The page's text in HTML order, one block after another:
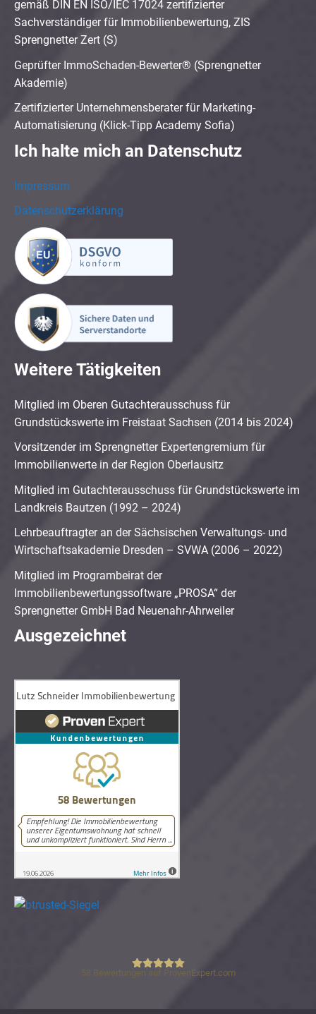
gemäß DIN EN ISO/IEC 17024 zertifizierter
Sachverständiger für Immobilienbewertung, ZIS
Sprengnetter Zert (S)
Geprüfter ImmoSchaden-Bewerter® (Sprengnetter
Akademie)
Zertifizierter Unternehmensberater für Marketing-
Automatisierung (Klick-Tipp Academy Sofia)
Ich halte mich an Datenschutz
Impressum
Datenschutzerklärung
Weitere Tätigkeiten
Mitglied im Oberen Gutachterausschuss für
Grundstückswerte im Freistaat Sachsen (2014 bis 2024)
Vorsitzender im Sprengnetter Expertengremium für
Immobilienwerte in der Region Oberlausitz
Mitglied im Gutachterausschuss für Grundstückswerte im
Landkreis Bautzen (1992 – 2024)
Lehrbeauftragter an der Sächsischen Verwaltungs- und
Wirtschaftsakademie Dresden – SVWA (2006 – 2022)
Mitglied im Programbeirat der
Immobilienbewertungssoftware „PROSA“ der
Sprengnetter GmbH Bad Neuenahr-Ahrweiler
Ausgezeichnet
Lutz Schneider Immobilienbewertung
58 Bewertungen auf ProvenExpert.com